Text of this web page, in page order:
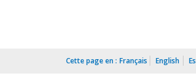
Cette page en : Français English